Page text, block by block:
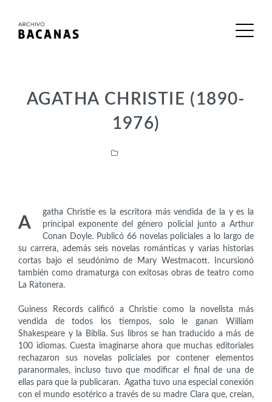
AGATHA CHRISTIE (1890-
1976)
A
gatha Christie es la escritora más vendida de la y es la
principal exponente del género policial junto a Arthur
Conan Doyle. Publicó 66 novelas policiales a lo largo de
su carrera, además seis novelas románticas y varias historias
cortas bajo el seudónimo de Mary Westmacott. Incursionó
también como dramaturga con exitosas obras de teatro como
La Ratonera.
Guiness Records calificó a Christie como la novelista más
vendida de todos los tiempos, solo le ganan William
Shakespeare y la Biblia. Sus libros se han traducido a más de
100 idiomas. Cuesta imaginarse ahora que muchas editoriales
rechazaron sus novelas policiales por contener elementos
paranormales, incluso tuvo que modificar el final de una de
ellas para que la publicaran. Agatha tuvo una especial conexión
con el mundo esotérico a través de su madre Clara que, creían,